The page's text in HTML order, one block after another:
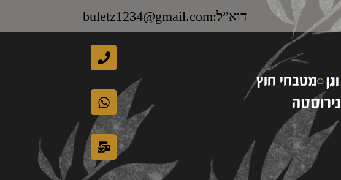
דוא”ל:buletz1234@gmail.com